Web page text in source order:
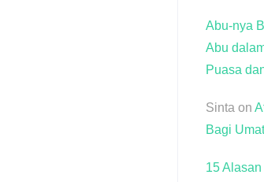
Abu-nya
Abu
Puasa
Sinta on
Bagi
15